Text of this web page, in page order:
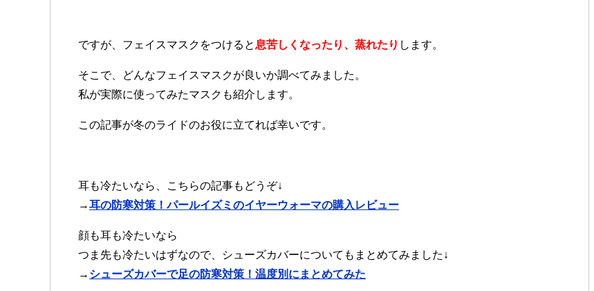
ですが、フェイスマスクをつけると 息苦しくなったり、蒸れたり します。
そこで、どんなフェイスマスクが良いか調べてみました。
私が実際に使ってみたマスクも紹介します。
この記事が冬のライドのお役に立てれば幸いです。
耳も冷たいなら、こちらの記事もどうぞ↓
→耳の防寒対策！パールイズミのイヤーウォーマの購入レビュー
顔も耳も冷たいなら
つま先も冷たいはずなので、シューズカバーについてもまとめてみました↓
→ シューズカバーで足の防寒対策！温度別にまとめてみた